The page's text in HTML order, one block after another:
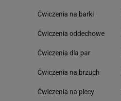
Ćwiczenia na barki
Ćwiczenia oddechowe
Ćwiczenia dla par
Ćwiczenia na brzuch
Ćwiczenia na plecy